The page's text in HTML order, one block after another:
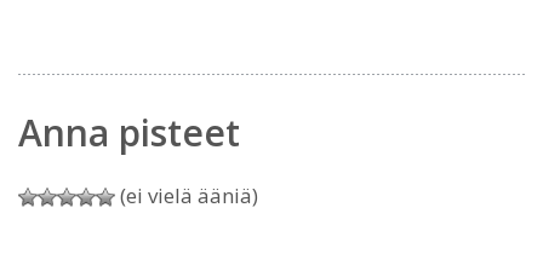
Anna pisteet
(ei vielä ääniä)